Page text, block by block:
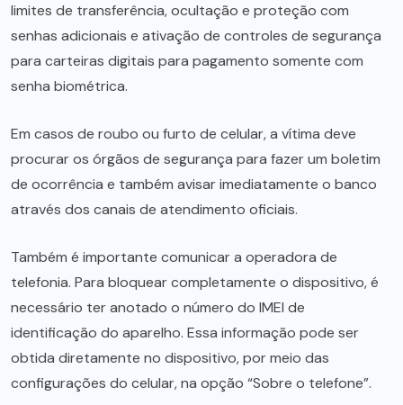
limites de transferência, ocultação e proteção com
senhas adicionais e ativação de controles de segurança
para carteiras digitais para pagamento somente com
senha biométrica.
Em casos de roubo ou furto de celular, a vítima deve
procurar os órgãos de segurança para fazer um boletim
de ocorrência e também avisar imediatamente o banco
através dos canais de atendimento oficiais.
Também é importante comunicar a operadora de
telefonia. Para bloquear completamente o dispositivo, é
necessário ter anotado o número do IMEI de
identificação do aparelho. Essa informação pode ser
obtida diretamente no dispositivo, por meio das
configurações do celular, na opção “Sobre o telefone”.